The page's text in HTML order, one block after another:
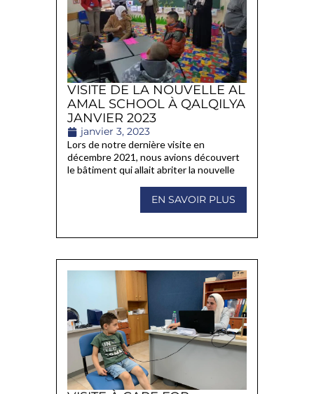
VISITE DE LA NOUVELLE AL
AMAL SCHOOL À QALQILYA
JANVIER 2023
janvier 3, 2023
Lors de notre dernière visite en
décembre 2021, nous avions découvert
le bâtiment qui allait abriter la nouvelle
EN SAVOIR PLUS